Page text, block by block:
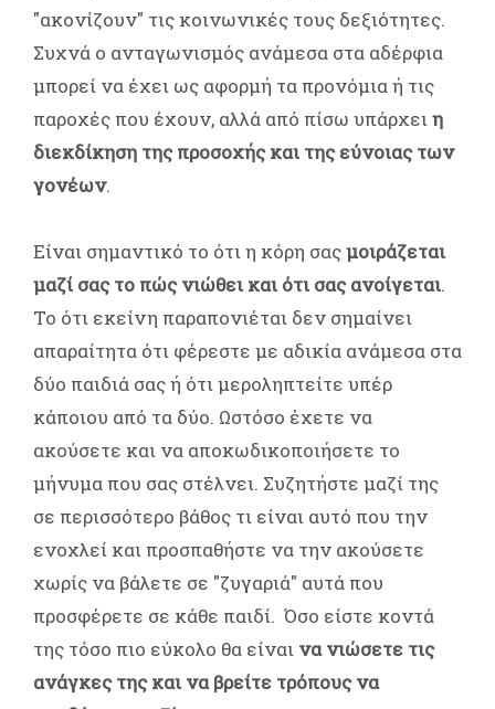
"ακονίζουν" τις κοινωνικές τους δεξιότητες.
Συχνά ο ανταγωνισμός ανάμεσα στα αδέρφια
μπορεί να έχει ως αφορμή τα προνόμια ή τις
παροχές που έχουν, αλλά από πίσω υπάρχειη
διεκδίκηση της προσοχής και της εύνοιας των
γονέων.
Είναι σημαντικό το ότι η κόρη σαςμοιράζεται
μαζί σας το πώς νιώθει και ότι σας ανοίγεται.
Το ότι εκείνη παραπονιέται δεν σημαίνει
απαραίτητα ότι φέρεστε με αδικία ανάμεσα στα
δύο παιδιά σας ή ότι μεροληπτείτε υπέρ
κάποιου από τα δύο. Ωστόσο έχετε να
ακούσετε και να αποκωδικοποιήσετε το
μήνυμα που σας στέλνει. Συζητήστε μαζί της
σε περισσότερο βάθος τι είναι αυτό που την
ενοχλεί και προσπαθήστε να την ακούσετε
χωρίς να βάλετε σε "ζυγαριά" αυτά που
προσφέρετε σε κάθε παιδί. Όσο είστε κοντά
της τόσο πιο εύκολο θα είναι να νιώσετε τις
ανάγκες της και να βρείτε τρόπους να